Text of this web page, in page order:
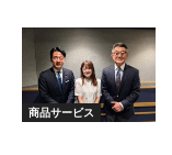
商品サービス